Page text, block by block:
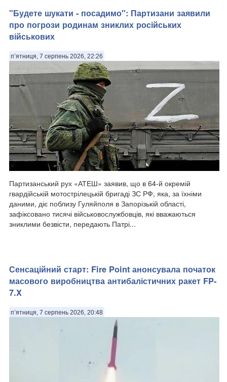
"Будете шукати - посадимо": Партизани заявили
про погрози родинам зниклих російських
військових
п’ятниця, 7 серпень 2026, 22:26
Партизанський рух «АТЕШ» заявив, що в 64-й окремій
гвардійській мотострілецькій бригаді ЗС РФ, яка, за їхніми
даними, діє поблизу Гуляйполя в Запорізькій області,
зафіксовано тисячі військовослужбовців, які вважаються
зниклими безвісти, передають Патрі...
Сенсаційний старт: Fire Point анонсувала початок
масового виробництва антибалістичних ракет FP-
7.X
п’ятниця, 7 серпень 2026, 20:48